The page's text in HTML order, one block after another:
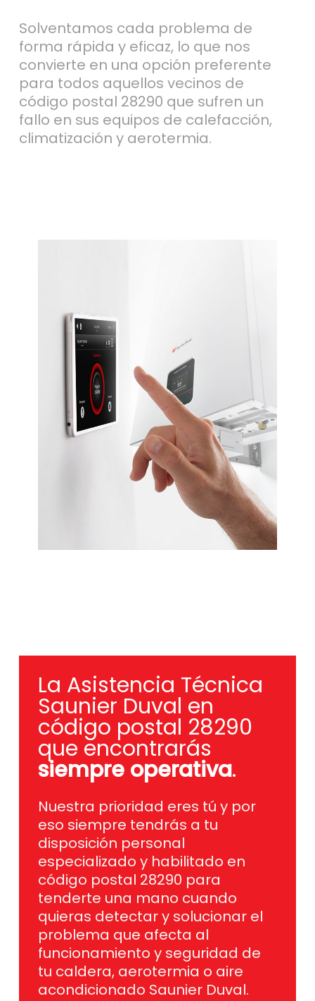
Solventamos cada problema de
forma rápida y eficaz, lo que nos
convierte en una opción preferente
para todos aquellos vecinos de
código postal 28290 que sufren un
fallo en sus equipos de calefacción,
climatización y aerotermia.
La Asistencia Técnica
Saunier Duval en
código postal 28290
que encontrarás
siempre operativa.
Nuestra prioridad eres tú y por
eso siempre tendrás a tu
disposición personal
especializado y habilitado en
código postal 28290 para
tenderte una mano cuando
quieras detectar y solucionar el
problema que afecta al
funcionamiento y seguridad de
tu caldera, aerotermia o aire
acondicionado Saunier Duval.